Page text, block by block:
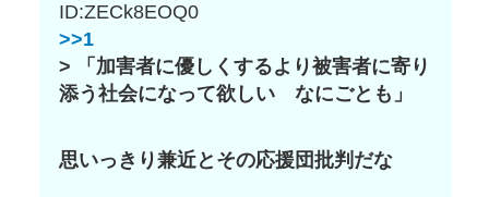
ID:ZECk8EOQ0
>>1
> 「加害者に優しくするより被害者に寄り
添う社会になって欲しい なにごとも」
思いっきり兼近とその応援団批判だな